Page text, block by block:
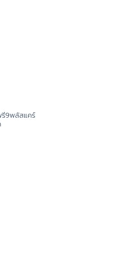
9พลัสแคร์